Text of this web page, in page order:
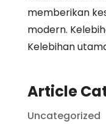
memberikan
modern.
Kelebihan
Article
Uncategorized